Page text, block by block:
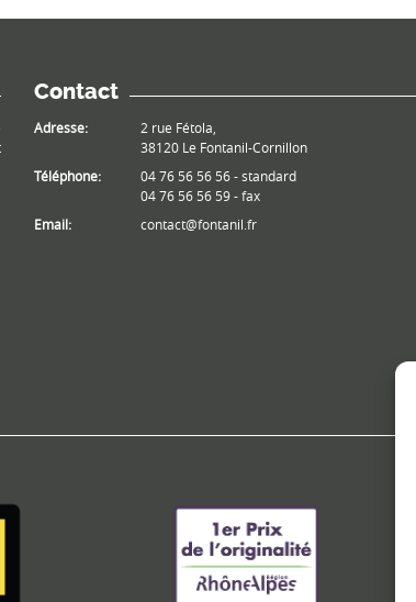
Contact
Adresse:
2 rue Fétola,
38120 Le Fontanil-Cornillon
Téléphone:
04 76 56 56 56 - standard
04 76 56 56 59 - fax
Email:
contact@fontanil.fr